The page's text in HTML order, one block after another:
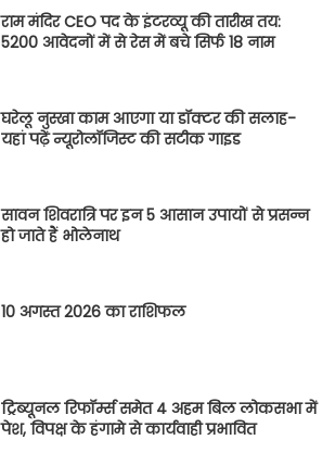
राम मंदिर CEO पद के इंटरव्यू की तारीख तय:
5200 आवेदनों में से रेस में बचे सिर्फ 18 नाम
घरेलू नुस्खा काम आएगा या डॉक्टर की सलाह-
यहां पढ़ें न्यूरोलॉजिस्ट की सटीक गाइड
सावन शिवरात्रि पर इन 5 आसान उपायों से प्रसन्न
हो जाते हैं भोलेनाथ
10 अगस्त 2026 का राशिफल
ट्रिब्यूनल रिफॉर्म्स समेत 4 अहम बिल लोकसभा में
पेश, विपक्ष के हंगामे से कार्यवाही प्रभावित